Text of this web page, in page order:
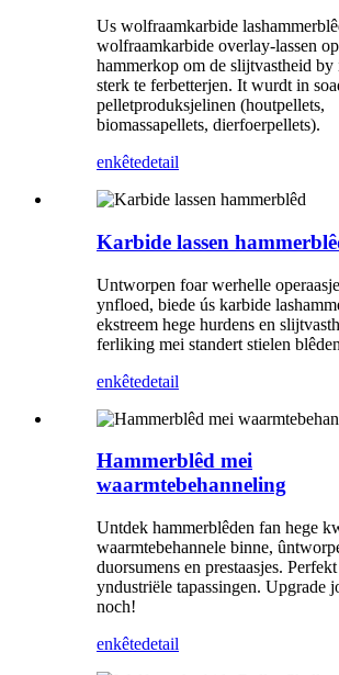
Us wolfraamkarbide
wolfraamkarbide overlay-lassen
hammerkop om de slijtvastheid by
sterk te ferbetterjen. It wurdt in
pelletproduksjelinen (houtpellets,
biomassapellets, dierfoerpellets).
enkêtedetail
Karbide lassen
Untworpen foar werhelle
ynfloed, biede ús karbide
ekstreem hege hurdens en
ferliking mei standert stielen
enkêtedetail
Hammerblêd mei
waarmtebehanneling
Untdek hammerblêden fan hege
waarmtebehannele binne,
duorsumens en prestaasjes.
yndustriële tapassingen. Upgrade
noch!
enkêtedetail